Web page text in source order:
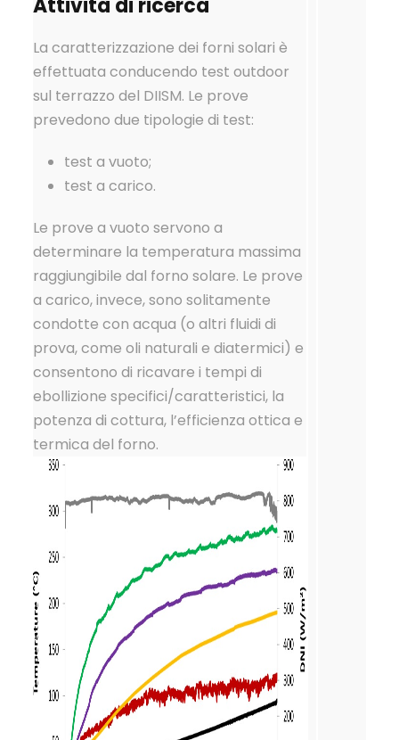
Attività di ricerca
La caratterizzazione dei forni solari è
effettuata conducendo test outdoor
sul terrazzo del DIISM. Le prove
prevedono due tipologie di test:
test a vuoto;
test a carico.
Le prove a vuoto servono a
determinare la temperatura massima
raggiungibile dal forno solare. Le prove
a carico, invece, sono solitamente
condotte con acqua (o altri fluidi di
prova, come oli naturali e diatermici) e
consentono di ricavare i tempi di
ebollizione specifici/caratteristici, la
potenza di cottura, l’efficienza ottica e
termica del forno.